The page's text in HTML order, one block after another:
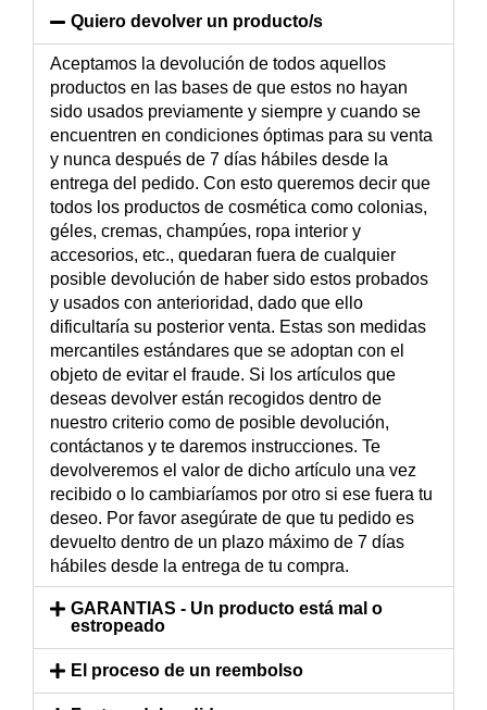
Quiero devolver un producto/s
Aceptamos la devolución de todos aquellos
productos en las bases de que estos no hayan
sido usados previamente y siempre y cuando se
encuentren en condiciones óptimas para su venta
y nunca después de 7 días hábiles desde la
entrega del pedido. Con esto queremos decir que
todos los productos de cosmética como colonias,
géles, cremas, champúes, ropa interior y
accesorios, etc., quedaran fuera de cualquier
posible devolución de haber sido estos probados
y usados con anterioridad, dado que ello
dificultaría su posterior venta. Estas son medidas
mercantiles estándares que se adoptan con el
objeto de evitar el fraude. Si los artículos que
deseas devolver están recogidos dentro de
nuestro criterio como de posible devolución,
contáctanos y te daremos instrucciones. Te
devolveremos el valor de dicho artículo una vez
recibido o lo cambiaríamos por otro si ese fuera tu
deseo. Por favor asegúrate de que tu pedido es
devuelto dentro de un plazo máximo de 7 días
hábiles desde la entrega de tu compra.
GARANTIAS - Un producto está mal o
estropeado
El proceso de un reembolso